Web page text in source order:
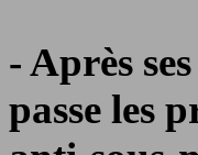
- Après
passe les